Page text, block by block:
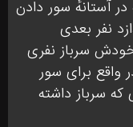
آستانهٔ سور دادن
نفر بعدی
خودش سرباز نفری
واقع برای سور
سرباز داشته